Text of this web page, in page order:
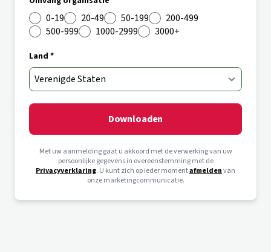
0-19 20-49 50-199
200-499
500-999
1000-2999 3000+
Land *
Downloaden
Met uw aanmelding gaat u akkoord met de verwerking van uw
persoonlijke gegevens in overeenstemming met de
Privacyverklaring. U kunt zich op ieder momentafmeldenvan
onze marketingcommunicatie.